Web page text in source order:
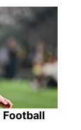
Football